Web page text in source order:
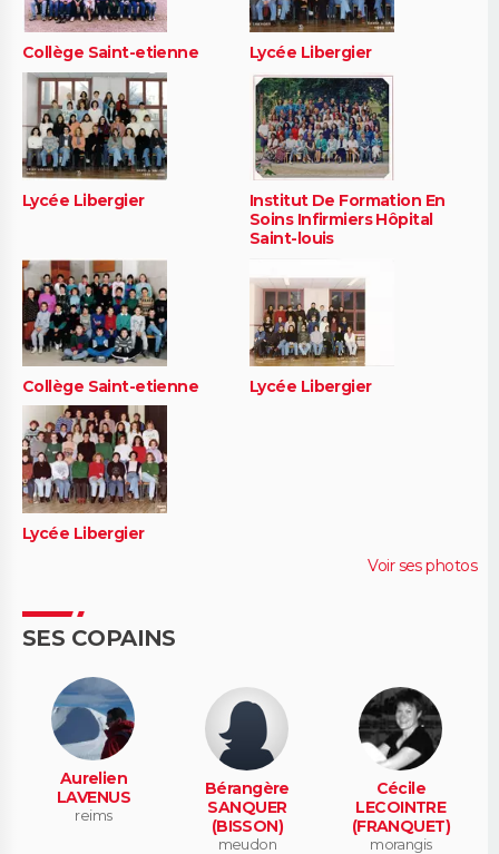
Collège Saint-etienne Lycée Libergier
Lycée Libergier
Institut De Formation En
Soins Infirmiers Hôpital
Saint-louis
Collège Saint-etienne Lycée Libergier
Lycée Libergier
Voir ses photos
SES COPAINS
Aurelien
LAVENUS
reims
Bérangère
SANQUER
(BISSON)
meudon
Cécile
LECOINTRE
(FRANQUET)
morangis